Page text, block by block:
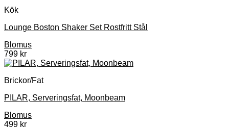
Kök
Lounge Boston Shaker Set Rostfritt Stål
Blomus
799 kr
Brickor/Fat
PILAR, Serveringsfat, Moonbeam
Blomus
499 kr